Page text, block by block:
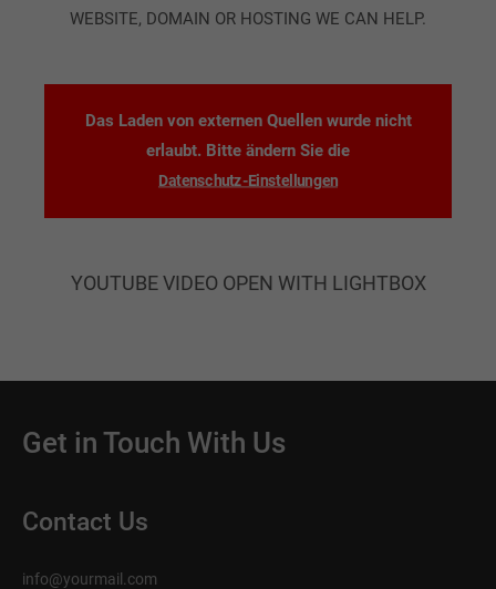
WEBSITE, DOMAIN OR HOSTING WE CAN HELP.
Das Laden von externen Quellen wurde nicht
erlaubt. Bitte ändern Sie die
Datenschutz-Einstellungen
YOUTUBE VIDEO OPEN WITH LIGHTBOX
Get in Touch With Us
Contact Us
info@yourmail.com